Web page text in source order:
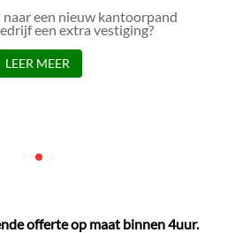
een nieuw kantoorpand
een extra vestiging?
LEER MEER
offerte op maat binnen 4uur.